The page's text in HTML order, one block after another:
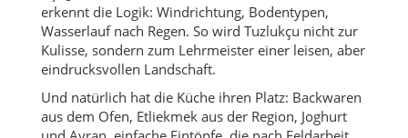
erkennt die Logik: Windrichtung, Bodentypen,
Wasserlauf nach Regen. So wird Tuzlukçu nicht zur
Kulisse, sondern zum Lehrmeister einer leisen, aber
eindrucksvollen Landschaft.
Und natürlich hat die Küche ihren Platz: Backwaren
aus dem Ofen, Etliekmek aus der Region, Joghurt